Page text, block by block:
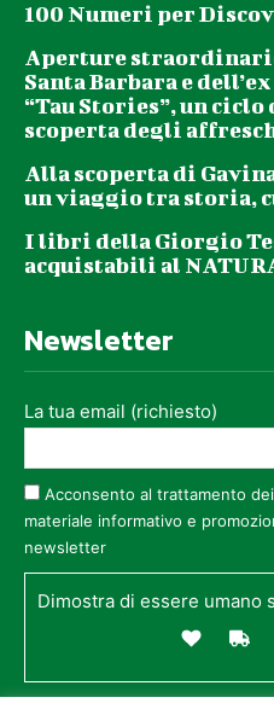
100 Numeri per
Aperture
Santa Barbara e
“Tau Stories”, un
scoperta degli
Alla scoperta di
un viaggio tra storia,
I libri della Giorgio
acquistabili al
Newsletter
La tua email (richiesto)
Acconsento al trattamento
materiale informativo e
newsletter
Dimostra di essere umano